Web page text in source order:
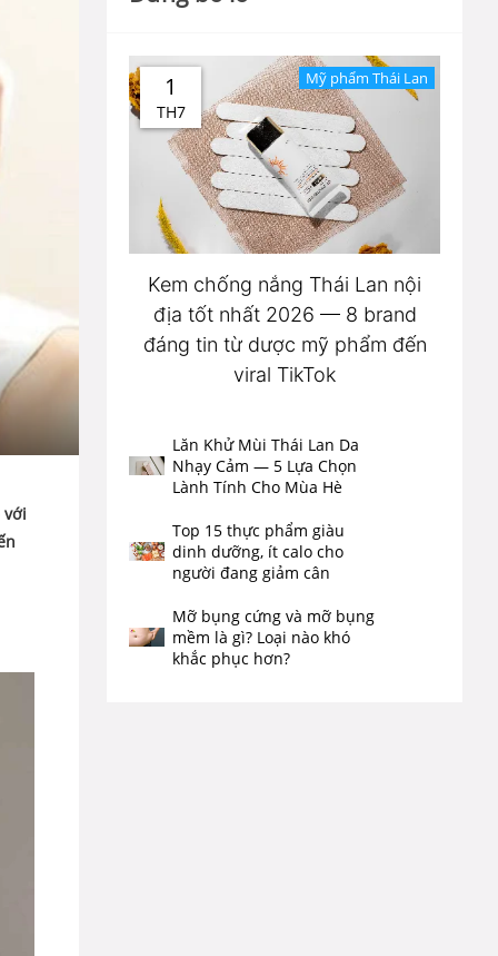
với
1
TH7
Mỹ phẩm Thái Lan
Kem chống nắng Thái Lan nội
địa tốt nhất 2026 — 8 brand
đáng tin từ dược mỹ phẩm đến
viral TikTok
Lăn Khử Mùi Thái Lan Da
Nhạy Cảm — 5 Lựa Chọn
Lành Tính Cho Mùa Hè
Top 15 thực phẩm giàu
dinh dưỡng, ít calo cho
người đang giảm cân
Mỡ bụng cứng và mỡ bụng
mềm là gì? Loại nào khó
khắc phục hơn?